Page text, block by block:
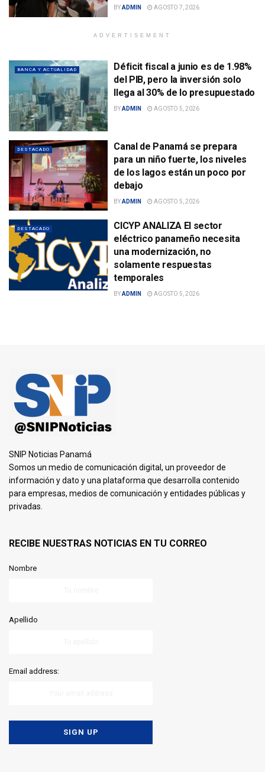
BYADMIN AGOSTO 7, 2026
ADVERTISEMENT
BANCA Y ACTUALIDAD
Déficit fiscal a junio es de 1.98%
del PIB, pero la inversión solo
llega al 30% de lo presupuestado
BYADMIN AGOSTO 5, 2026
DESTACADO
Canal de Panamá se prepara
para un niño fuerte, los niveles
de los lagos están un poco por
debajo
BYADMIN AGOSTO 5, 2026
DESTACADO
CICYP ANALIZA El sector
eléctrico panameño necesita
una modernización, no
solamente respuestas
temporales
BYADMIN AGOSTO 5, 2026
SNIP Noticias Panamá
Somos un medio de comunicación digital, un proveedor de
información y dato y una plataforma que desarrolla contenido
para empresas, medios de comunicación y entidades públicas y
privadas.
RECIBE NUESTRAS NOTICIAS EN TU CORREO
Nombre
Apellido
Email address: